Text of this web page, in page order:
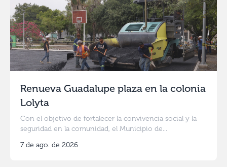
Renueva Guadalupe plaza en la colonia
Lolyta
Con el objetivo de fortalecer la convivencia social y la
seguridad en la comunidad, el Municipio de...
7 de ago. de 2026